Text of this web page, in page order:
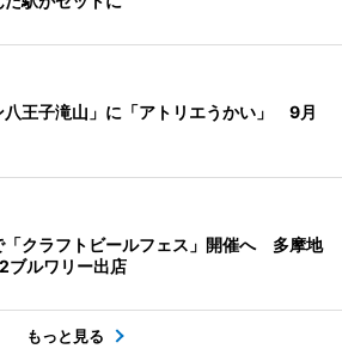
八王子滝山」に「アトリエうかい」 9月
「クラフトビールフェス」開催へ 多摩地
ブルワリー出店
もっと見る